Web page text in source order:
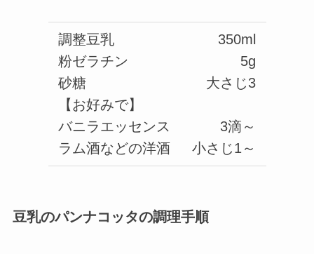
調整豆乳
粉ゼラチン
砂糖
【お好みで】
バニラエッセンス
ラム酒などの洋酒
350ml
5g
大さじ3
3滴～
小さじ1～
豆乳のパンナコッタの調理手順